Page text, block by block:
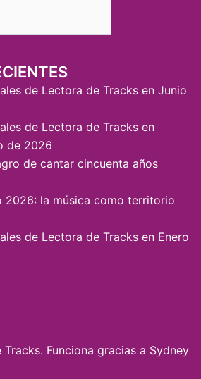
de Lectora de Tracks en Junio
de Lectora de Tracks en
de 2026
de cantar cincuenta años
2026: la música como territorio
de Lectora de Tracks en Enero
Funciona gracias a Sydney